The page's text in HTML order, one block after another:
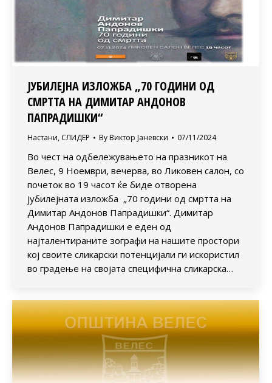
ЈУБИЛЕЈНА ИЗЛОЖБА „70 ГОДИНИ ОД
СМРТТА НА ДИМИТАР АНДОНОВ
ПАПРАДИШКИ“
Настани, СЛИДЕР By Виктор Јаневски 07/11/2024
Во чест на одбележувањето на празникот на
Велес, 9 Ноември, вечерва, во Ликовен салон, со
почеток во 19 часот ќе биде отворена
јубилејната изложба „70 години од смртта на
Димитар Андонов Папрадишки“. Димитар
Андонов Папрадишки е еден од
најталентираните зографи на нашите простори
кој своите сликарски потенцијали ги искористил
во градење на својата специфична сликарска…